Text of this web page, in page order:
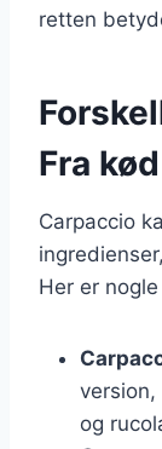
retten
Fra
Carpaccio
Her er
og